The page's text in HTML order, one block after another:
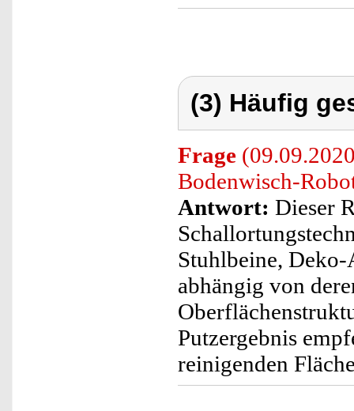
(3) Häufig
Frage
Bodenwisch-
Antwort: Dieser
Stuhlbeine,
abhängig von
Putzergebnis
reinigenden